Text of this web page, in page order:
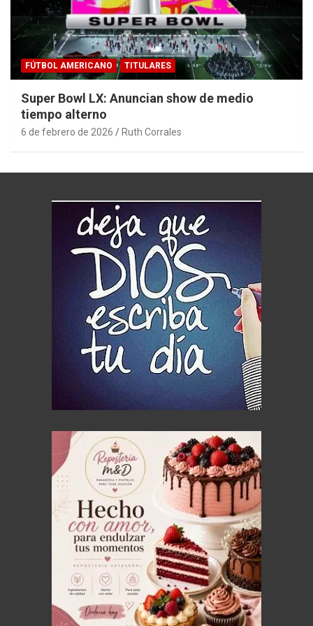
FÚTBOL AMERICANO TITULARES
Super Bowl LX: Anuncian show de medio
tiempo alterno
6 de febrero de 2026 Ruth Corrales